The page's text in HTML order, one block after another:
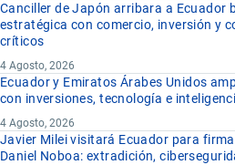
Canciller de Japón arribara a Ecuador
estratégica con comercio, inversión y
críticos
4 Agosto, 2026
Ecuador y Emiratos Árabes Unidos
con inversiones, tecnología e
4 Agosto, 2026
Javier Milei visitará Ecuador para
Daniel Noboa: extradición,